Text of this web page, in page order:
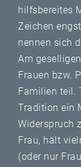
hilfsbereites
Zeichen
nennen sich
Am
Frauen bzw.
Familien teil.
Tradition ein
Widerspruch
Frau, hält
(oder nur